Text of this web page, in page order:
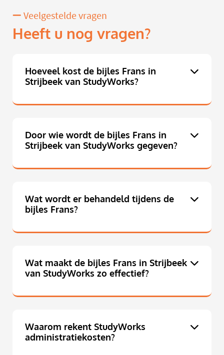
Veelgestelde vragen
Heeft u nog vragen?
Hoeveel kost de bijles Frans in
Strijbeek van StudyWorks?
Door wie wordt de bijles Frans in
Strijbeek van StudyWorks gegeven?
Wat wordt er behandeld tijdens de
bijles Frans?
Wat maakt de bijles Frans in Strijbeek
van StudyWorks zo effectief?
Waarom rekent StudyWorks
administratiekosten?